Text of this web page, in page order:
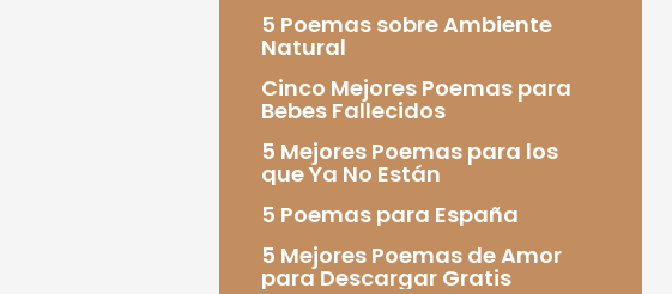
5 Poemas sobre Ambiente
Natural
Cinco Mejores Poemas para
Bebes Fallecidos
5 Mejores Poemas para los
que Ya No Están
5 Poemas para España
5 Mejores Poemas de Amor
para Descargar Gratis